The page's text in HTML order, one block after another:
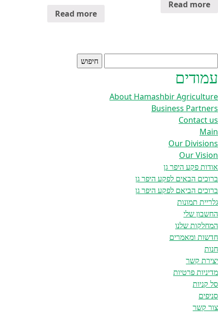
Read more
Read more
עמודים
About Hamashbir Agriculture
Business Partners
Contact us
Main
Our Divisions
Our Vision
אודות פקע היפר גן
ברוכים הבאים לפקע היפר גן
ברוכים הביאם לפקע היפר גן
גלריית תמונות
החשבון שלי
המחלקות שלנו
חדשות ומאמרים
חנות
יצירת קשר
מדיניות פרטיות
סל קניות
סניפים
צור קשר